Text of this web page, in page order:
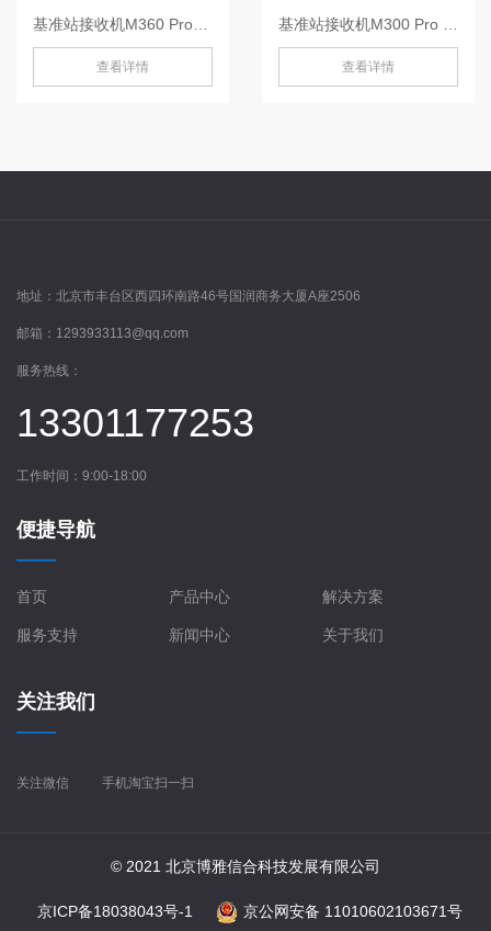
查看详情 查看详情
地址： 北京市丰台区西四环南路46号国润商务大厦A座2506
邮箱： 1293933113@qq.com
服务热线：
13301177253
工作时间：9:00-18:00
便捷导航
首页 产品中心 解决方案
服务支持 新闻中心 关于我们
关注我们
关注微信 手机淘宝扫一扫
© 2021 北京博雅信合科技发展有限公司
京ICP备18038043号-1 京公网安备 11010602103671号